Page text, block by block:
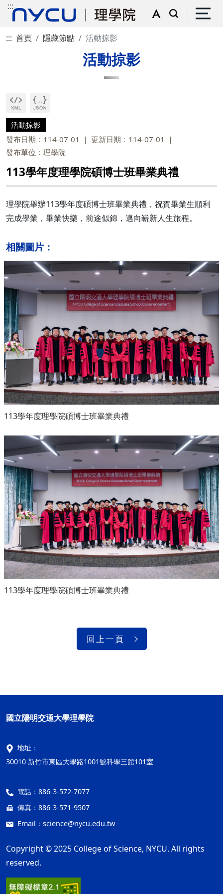
:::
::: 首頁 隱藏節點 活動掠影
活動掠影
活動掠影
發布日期：114-07-01
更新日期：114-07-01
發布單位：理學院
113學年度理學院碩博士班畢業典禮
理學院舉辦113學年度碩博士班畢業典禮，祝賀畢業生順利
完成學業，畢業快樂，前途似錦，邁向嶄新人生旅程。
相關圖片：
113學年度理學院碩博士班畢業典禮
113學年度理學院碩博士班畢業典禮
回上一頁
國立陽明交通大學理學院
地址：
30010 新竹市東區大學路1001號科學三館101室
電話： 886-3-572-7077
傳真： 886-3-571-9507
Email： science@nycu.edu.tw
Copyright © 2025 College of Science, NYCU. All rights
reserved.